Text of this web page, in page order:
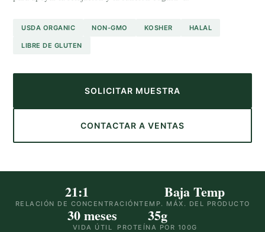
USDA ORGANIC NON-GMO KOSHER HALAL
LIBRE DE GLUTEN
SOLICITAR MUESTRA
CONTACTAR A VENTAS
21:1
RELACIÓN DE CONCENTRACIÓN
Baja Temp
TEMP. MÁX. DEL PRODUCTO
30 meses
VIDA ÚTIL
35g
PROTEÍNA POR 100G